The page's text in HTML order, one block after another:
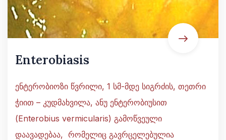
Enterobiasis
ენტერობიოზი წვრილი, 1 სმ-მდე სიგრძის, თეთრი
ჭიით – კუდმახვილა, ანუ ენტერობიუსით
(Enterobius vermicularis) გამოწვეული
დაავადებაა, რომელიც გავრცელებულია